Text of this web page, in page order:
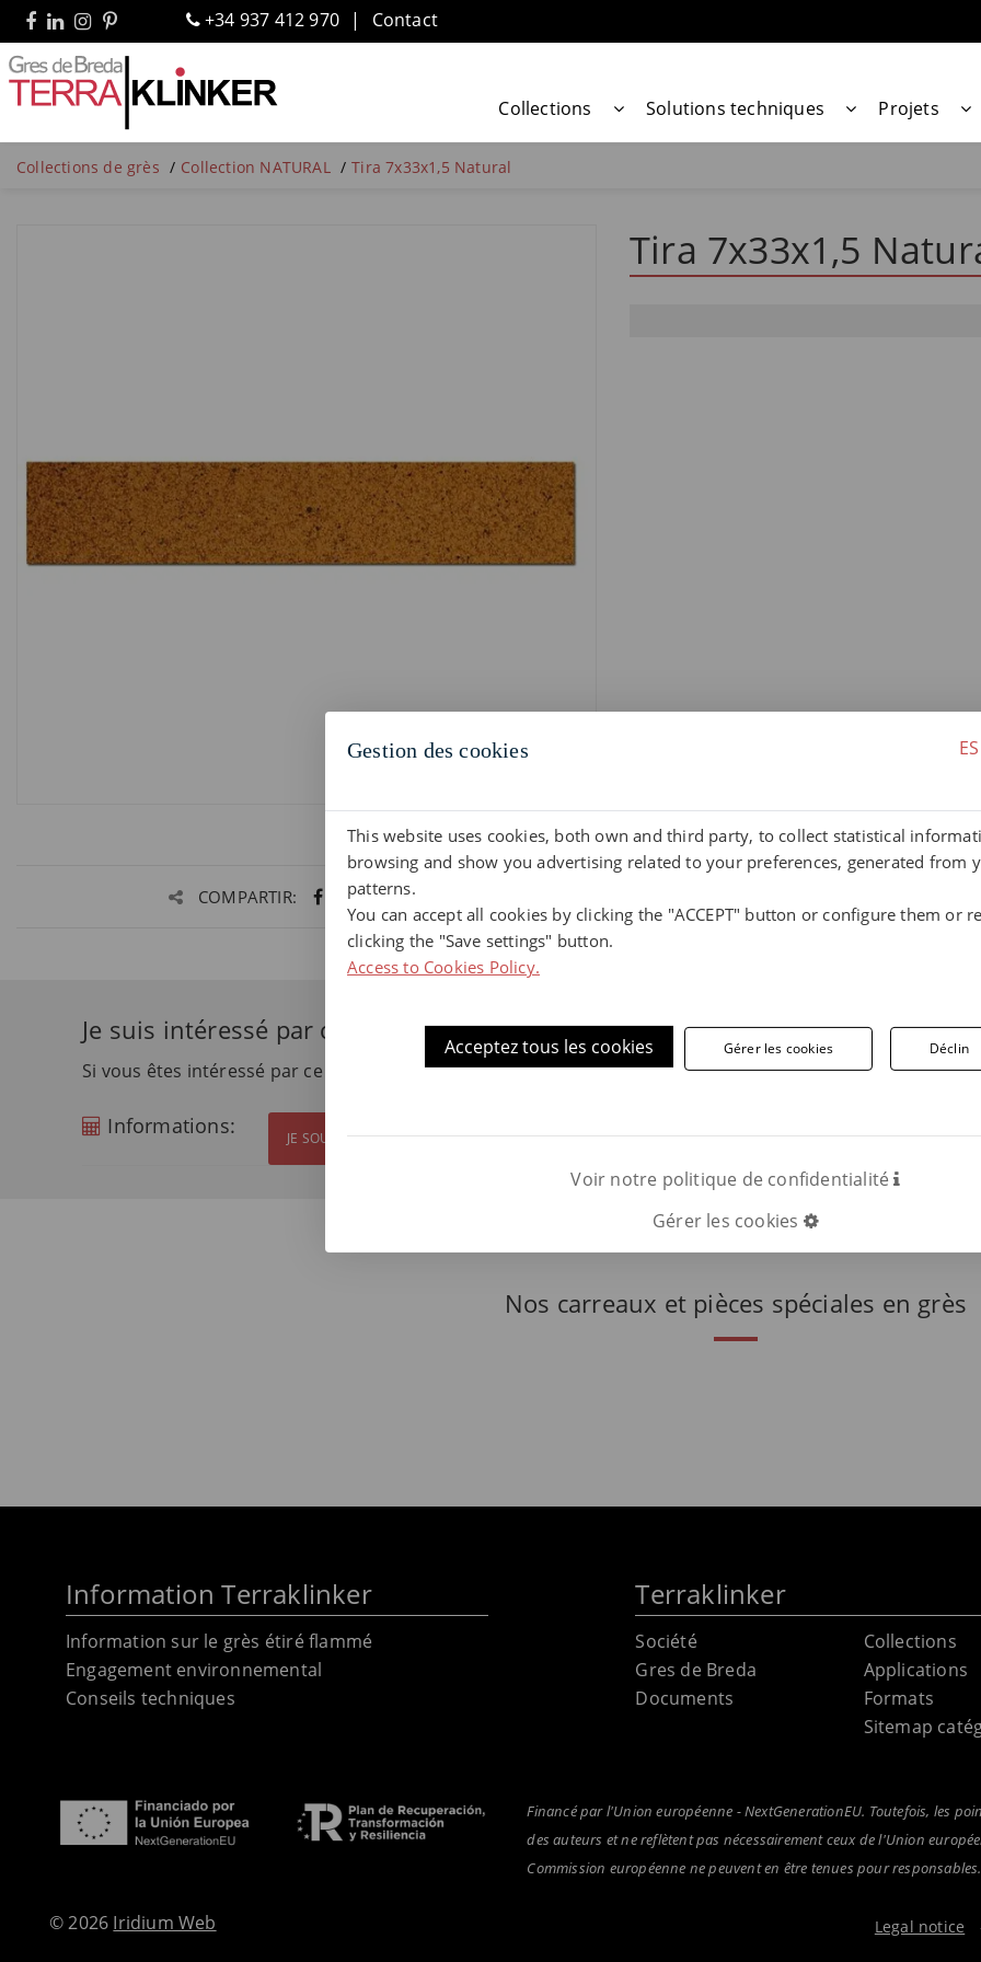
+34 937 412 970 Contact
Collections Solutions techniques Projets
Collections de grès Collection NATURAL Tira 7x33x1,5 Natural
COMPARTIR:
Tira 7x33x1,5
Je suis intéressé par ce produit
Si vous êtes intéressé par ce produit et souhaitez plus d'informations, contactez-nous.
Informations: JE SOUHAITE OBTENIR PLUS D'INFORMATIONS
Nos carreaux et pièces spéciales en grès
Gestion des cookies ES
This website uses cookies, both own and third party, to collect statistical
browsing and show you advertising related to your preferences, generated from
patterns.
You can accept all cookies by clicking the "ACCEPT" button or configure them or
clicking the "Save settings" button.
Access to Cookies Policy.
Acceptez tous les cookies Gérer les cookies Déclin
Voir notre politique de confidentialité
Gérer les cookies
Information Terraklinker
Information sur le grès étiré flammé
Engagement environnemental
Conseils techniques
Terraklinker
Société
Gres de Breda
Documents
Collections
Applications
Formats
Sitemap
Financé par l'Union européenne - NextGenerationEU. Toutefois, les
des auteurs et ne reflètent pas nécessairement ceux de l'Union
Commission européenne ne peuvent en être tenues pour responsables.
© 2026 Iridium Web Legal notice